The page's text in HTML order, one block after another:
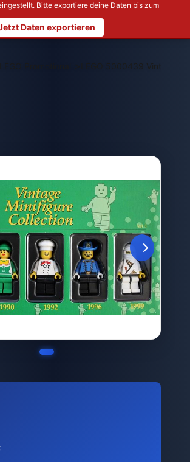
Bitte exportiere deine Daten bis zum
Daten exportieren
LEGO 5000439 Vintage